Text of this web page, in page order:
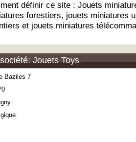
définir ce site : Jouets
forestiers, jouets miniatures
et jouets miniatures
Jouets Toys
Baziles 7